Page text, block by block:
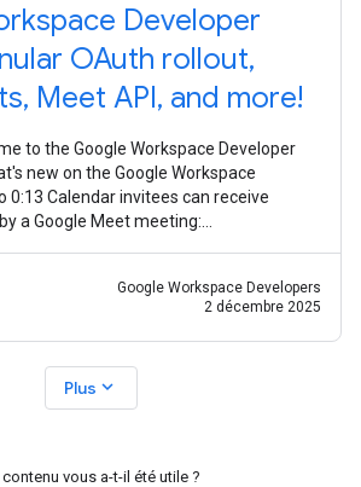
Developer
OAuth rollout,
Meet API, and more!
to the Google Workspace Developer
new on the Google Workspace
0:13 Calendar invitees can receive
a Google Meet meeting:
Google Workspace Developers
2 décembre 2025
Plus expand_more
contenu vous a-t-il été utile ?